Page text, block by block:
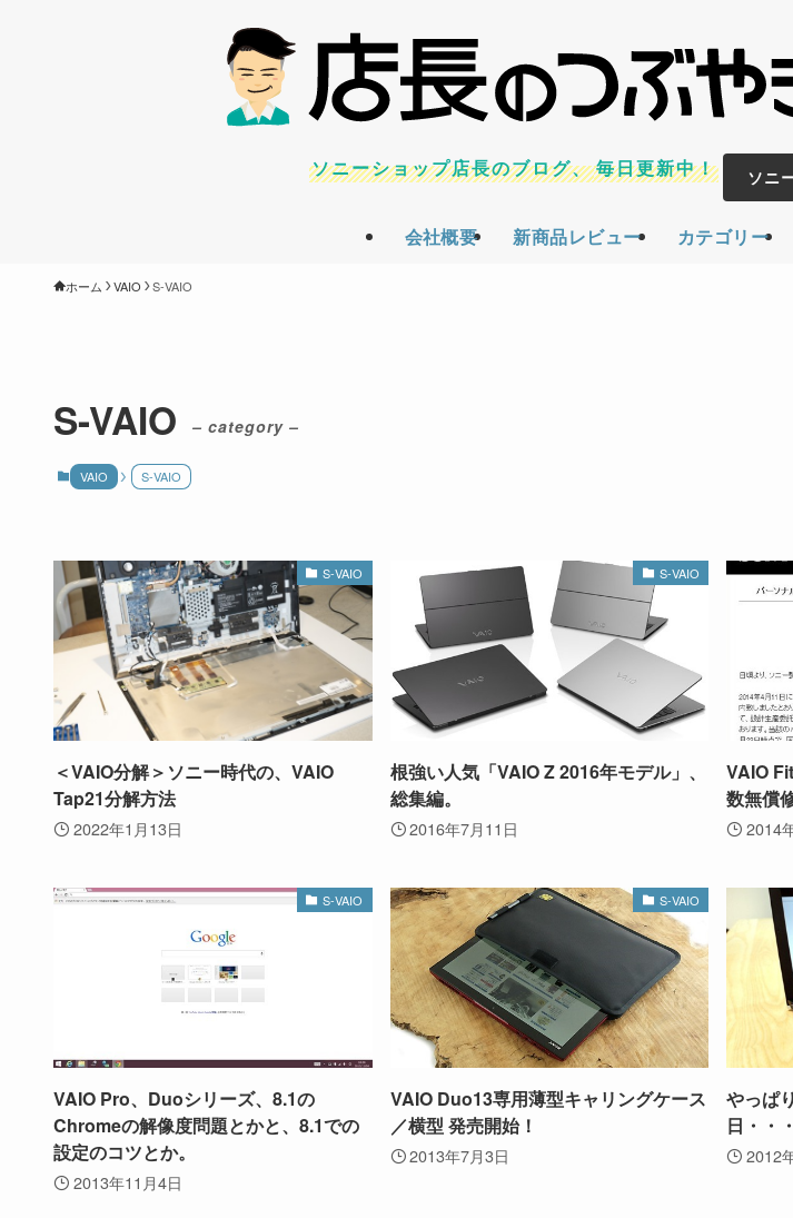
会社概要 新商品レビュー カテゴリー
ソニーショップ店長のブログ、毎日更新中！ ソニ
ホーム VAIO S-VAIO
S-VAIO – category –
VAIO S-VAIO
S-VAIO
＜VAIO分解＞ソニー時代の、VAIO
Tap21分解方法
2022年1月13日
S-VAIO
根強い人気「VAIO Z 2016年モデル」、
総集編。
2016年7月11日
VAIO
数無償
2014
S-VAIO
VAIO Pro、Duoシリーズ、8.1の
Chromeの解像度問題とかと、8.1での
設定のコツとか。
2013年11月4日
S-VAIO
VAIO Duo13専用薄型キャリングケース
／横型 発売開始！
2013年7月3日
やっぱ
日・・
2012